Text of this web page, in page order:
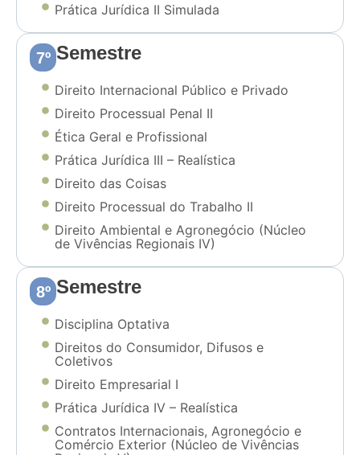
Prática Jurídica II Simulada
7º Semestre
Direito Internacional Público e Privado
Direito Processual Penal II
Ética Geral e Profissional
Prática Jurídica III – Realística
Direito das Coisas
Direito Processual do Trabalho II
Direito Ambiental e Agronegócio (Núcleo
de Vivências Regionais IV)
8º Semestre
Disciplina Optativa
Direitos do Consumidor, Difusos e
Coletivos
Direito Empresarial I
Prática Jurídica IV – Realística
Contratos Internacionais, Agronegócio e
Comércio Exterior (Núcleo de Vivências